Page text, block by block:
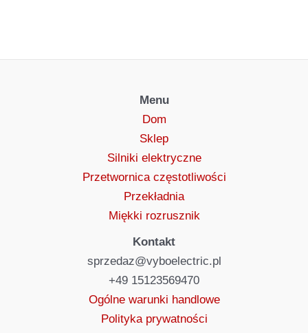
Menu
Dom
Sklep
Silniki elektryczne
Przetwornica częstotliwości
Przekładnia
Miękki rozrusznik
Kontakt
sprzedaz@vyboelectric.pl
+49 15123569470
Ogólne warunki handlowe
Polityka prywatności